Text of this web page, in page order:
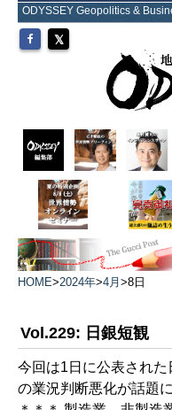
ODYSSEY Geopolitics &
HOME>2024年>4月 >8日
Vol.229: 日銀短観
今回は1日に公表され
の業況判断悪化が話題